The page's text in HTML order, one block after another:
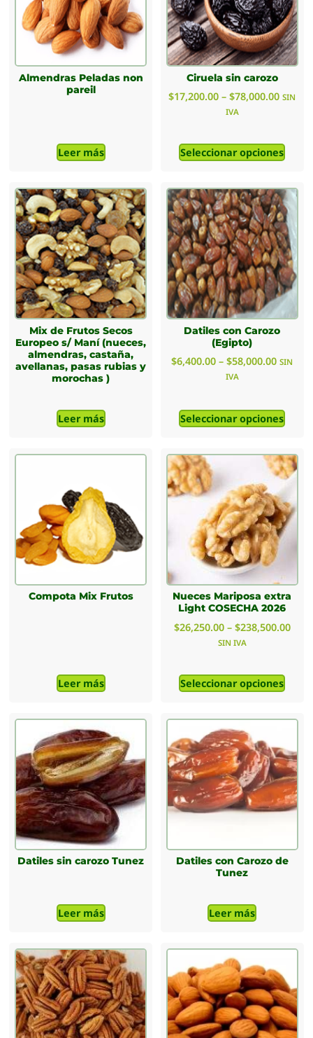
Almendras Peladas non
pareil
Leer más
Ciruela sin carozo
$17,200.00 – $78,000.00 SIN
IVA
Seleccionar opciones
Mix de Frutos Secos
Europeo s/ Maní (nueces,
almendras, castaña,
avellanas, pasas rubias y
morochas )
Leer más
Datiles con Carozo
(Egipto)
$6,400.00 – $58,000.00 SIN
IVA
Seleccionar opciones
Compota Mix Frutos
Leer más
Nueces Mariposa extra
Light COSECHA 2026
$26,250.00 – $238,500.00
SIN IVA
Seleccionar opciones
Datiles sin carozo Tunez
Leer más
Datiles con Carozo de
Tunez
Leer más